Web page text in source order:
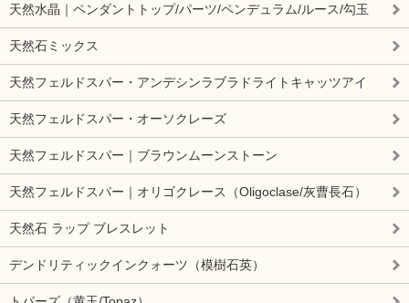
天然水晶｜ペンダントトップ/パーツ/ペンデュラム/ルース/勾玉
天然石ミックス
天然フェルドスパー・アンデシンラブラドライトキャッツアイ
天然フェルドスパー・オーソクレーズ
天然フェルドスパー｜ブラウンムーンストーン
天然フェルドスパー｜オリゴクレース（Oligoclase/灰曹長石）
天然石 ラップ ブレスレット
デンドリティックインクォーツ（模樹石英）